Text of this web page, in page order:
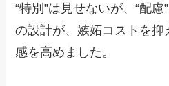
“特別”は見せないが、“配
の設計が、嫉妬コストを抑
感を高めました。